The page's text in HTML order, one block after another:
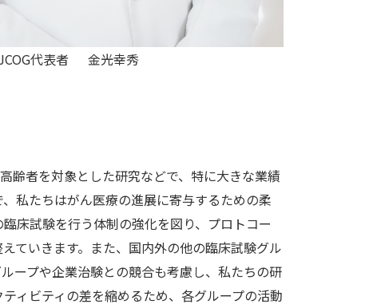
代表者 金光幸秀
齢者を対象とした研究などで、特に大きな業績
私たちはがん医療の進展に寄与するための柔
床試験を行う体制の強化を図り、プロトコー
ていきます。また、国内外の他の臨床試験グル
ープや企業治験との競合も考慮し、私たちの研
ィビティの差を縮めるため、各グループの活動